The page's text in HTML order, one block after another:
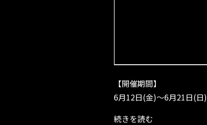
【開催期間】
6月12日(金)～6月21日(日)
続きを読む